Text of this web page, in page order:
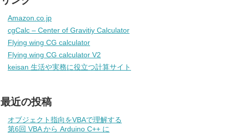
Amazon.co.jp
cgCalc – Center of Gravitiy Calculator
Flying wing CG calculator
Flying wing CG calculator V2
keisan 生活や実務に役立つ計算サイト
最近の投稿
オブジェクト指向をVBAで理解する
第6回 VBA から Arduino C++ に